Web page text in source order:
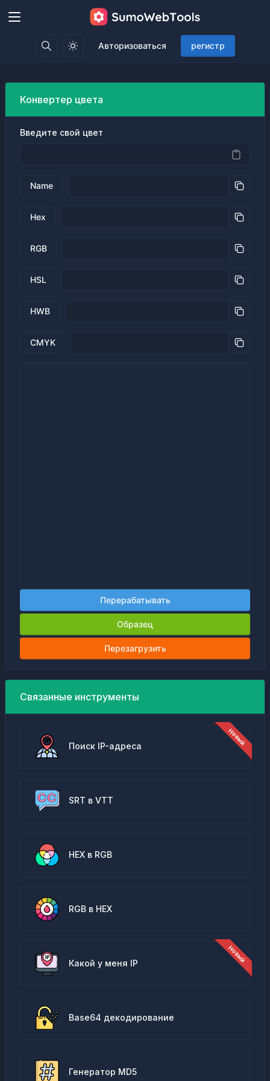
Авторизоваться регистр
Конвертер цвета
Введите свой цвет
Name
Hex
RGB
HSL
HWB
CMYK
Перерабатывать
Образец
Перезагрузить
Связанные инструменты
Поиск IP-адреса
SRT в VTT
HEX в RGB
RGB в HEX
Какой у меня IP
Base64 декодирование
Генератор MD5